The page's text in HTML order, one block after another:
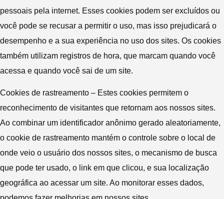
pessoais pela internet. Esses cookies podem ser excluídos ou
você pode se recusar a permitir o uso, mas isso prejudicará o
desempenho e a sua experiência no uso dos sites. Os cookies
também utilizam registros de hora, que marcam quando você
acessa e quando você sai de um site.
Cookies de rastreamento – Estes cookies permitem o
reconhecimento de visitantes que retornam aos nossos sites.
Ao combinar um identificador anônimo gerado aleatoriamente,
o cookie de rastreamento mantém o controle sobre o local de
onde veio o usuário dos nossos sites, o mecanismo de busca
que pode ter usado, o link em que clicou, e sua localização
geográfica ao acessar um site. Ao monitorar esses dados,